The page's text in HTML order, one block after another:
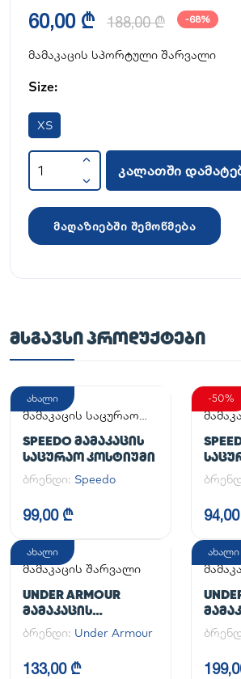
60,00 ₾ 188,00 ₾ -68%
მამაკაცის სპორტული შარვალი
Size:
XS
კალათში
მაღაზიებში შემოწმება
ᲛᲡᲒᲐᲕᲡᲘ ᲞᲠᲝᲓᲣᲥᲢᲔᲑᲘ
ახალი
მამაკაცის საცურაო
SPEEDO ᲛᲐᲛᲐᲙᲐᲪᲘᲡ
ᲡᲐᲪᲣᲠᲐᲝ ᲙᲝᲡᲢᲘᲣᲛᲘ
ბრენდი: Speedo
99,00 ₾
-50%
ახალი
მამაკაცის შარვალი
UNDER ARMOUR
ᲛᲐᲛᲐᲙᲐᲪᲘᲡ
ᲡᲞᲝᲠᲢᲣᲚᲘ ᲨᲐᲠᲕᲐᲚᲘ
UA CG ARMOUR
LEGGINGS
ბრენდი: Under Armour
133,00 ₾
ახალი